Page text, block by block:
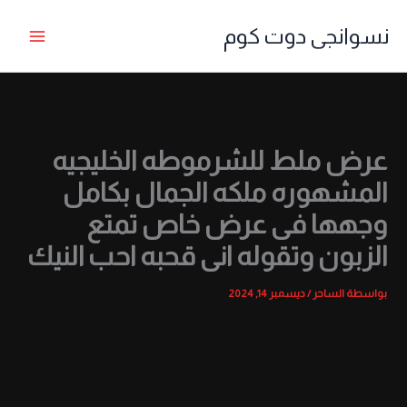
نسوانجى دوت كوم
عرض ملط للشرموطه الخليجيه
المشهوره ملكه الجمال بكامل
وجهها فى عرض خاص تمتع
الزبون وتقوله انى قحبه احب النيك
بواسطة الساحر/ديسمبر 14, 2024